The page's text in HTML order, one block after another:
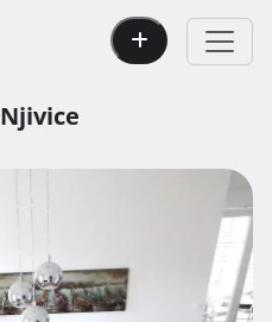
Njivice